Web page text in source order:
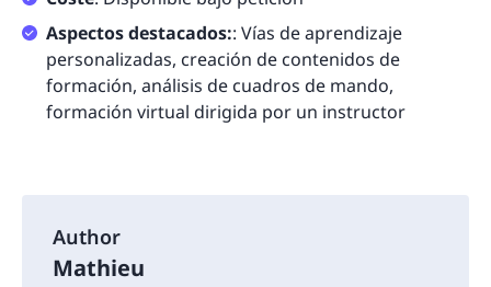
Aspectos destacados:: Vías de aprendizaje
personalizadas, creación de contenidos de
formación, análisis de cuadros de mando,
formación virtual dirigida por un instructor
Author
Mathieu